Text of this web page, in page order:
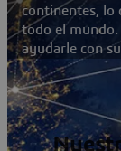
continentes, lo
todo el mundo.
ayudarle con